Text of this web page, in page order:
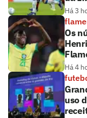
Há 3
Os
Há 4
uso